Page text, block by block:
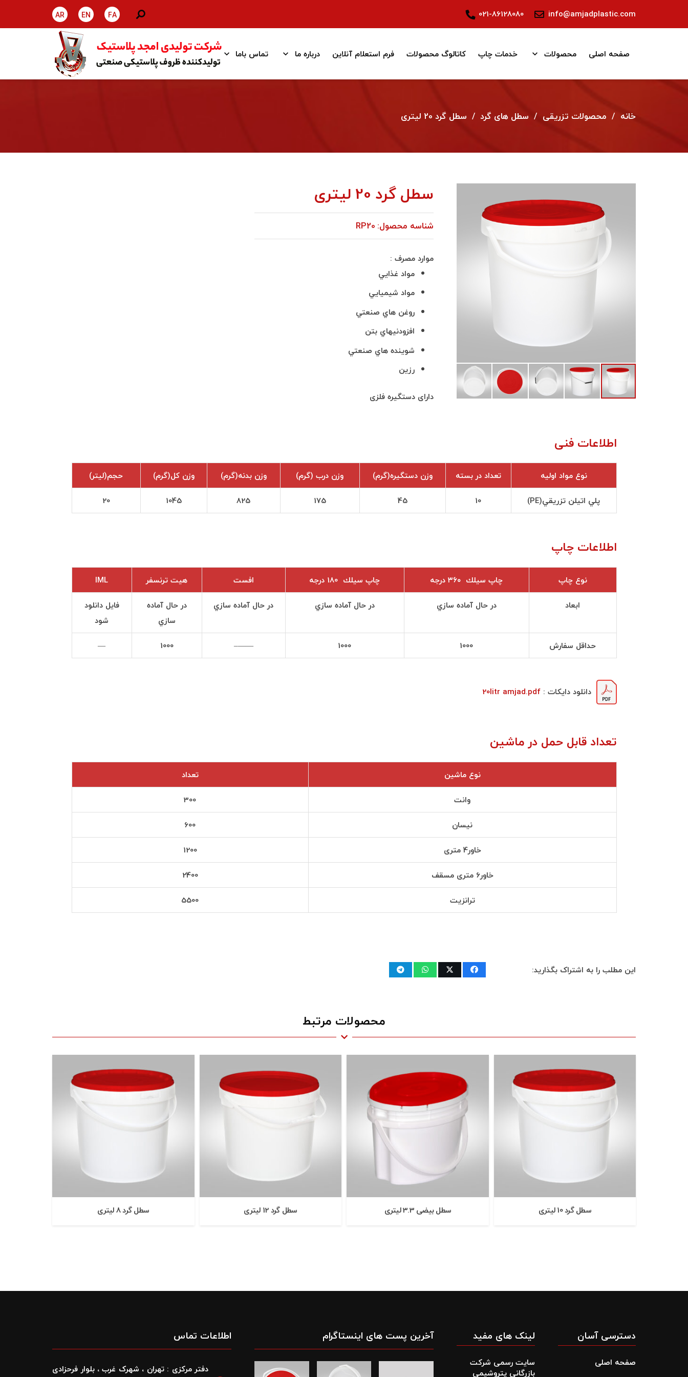
info@amjadplastic.com
021-86128080
FA
EN
AR
صفحه اصلی محصولات خدمات چاپ کاتالوگ محصولات فرم استعلام آنلاین درباره ما تماس باما
خانه / محصولات تزریقی / سطل های گرد / سطل گرد 20 ليتری
سطل گرد 20 ليتری
شناسه محصول: RP20
موارد مصرف :
مواد غذايي
مواد شيميايي
روغن هاي صنعتي
افزودنيهاي بتن
شوينده هاي صنعتي
رزين
دارای دستگیره فلزی
اطلاعات فنی
نوع مواد اوليه تعداد در بسته وزن دستگيره(گرم) وزن درب (گرم) وزن بدنه(گرم) وزن كل(گرم)
حجم(ليتر)
پلي اتيلن تزريقي(PE)
10
45
175
825
1045
20
اطلاعات چاپ
نوع چاپ چاپ سيلك ۳۶۰ درجه چاپ سيلك 180 درجه افست هيت ترنسفر
IML
ابعاد
در حال آماده سازي در حال آماده سازي در حال آماده سازي
در حال آماده
سازي
فايل دانلود
شود
حداقل سفارش
1000
1000
——–
1000
—
دانلود دايكات : 20litr amjad.pdf
تعداد قابل حمل در ماشين
نوع ماشین
تعداد
وانت
300
نیسان
600
خاور4 متری
1200
خاور6 متری مسقف
2400
ترانزیت
5500
این مطلب را به اشتراک بگذارید:
محصولات مرتبط
سطل گرد 10 ليتری سطل بيضی 3.3 ليتری سطل گرد 12 ليتری سطل گرد 8 ليتری
دسترسی آسان
صفحه اصلی
لینک های مفید
سایت رسمی شرکت
بازرگانی پتروشیمی
آخرین پست های اینستاگرام اطلاعات تماس
دفتر مرکزی : تهران ، شهرک غرب ، بلوار فرحزادی